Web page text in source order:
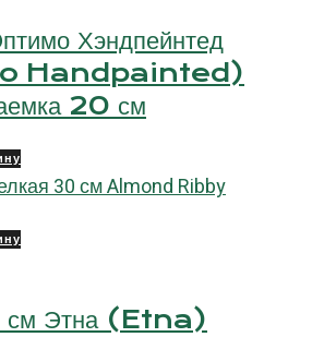
Хэндпейнтед
Handpainted)
20 см
см Этна (Etna)